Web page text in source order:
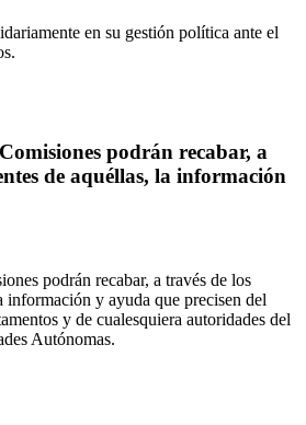
en su gestión política ante el
podrán recabar, a
de aquéllas, la información
podrán recabar, a través de los
información y ayuda que precisen del
y de cualesquiera autoridades del
Autónomas.